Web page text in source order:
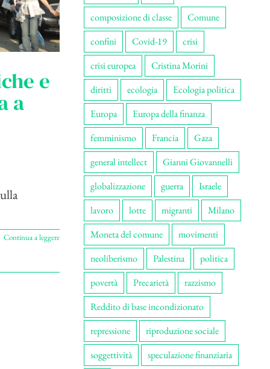
e
a
Continua a leggere
composizione di classe
Comune
confini
Covid-19
crisi
crisi europea
Cristina Morini
diritti
ecologia
Ecologia politica
Europa
Europa della finanza
femminismo
Francia
Gaza
general intellect
Gianni Giovannelli
globalizzazione
guerra
Israele
lavoro
lotte migranti
Milano
Moneta del comune
movimenti
neoliberismo
Palestina
politica
povertà
Precarietà
razzismo
Reddito di base incondizionato
repressione
riproduzione sociale
soggettività
speculazione finanziaria